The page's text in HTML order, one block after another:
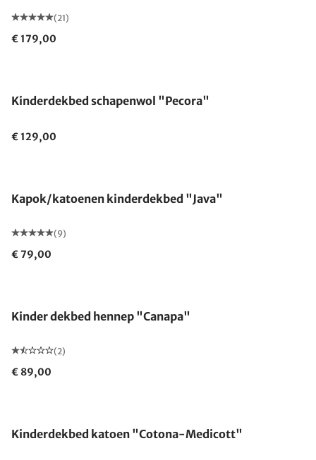
(21)
€ 179,00
Kinderdekbed schapenwol "Pecora"
€ 129,00
Kapok/katoenen kinderdekbed "Java"
(9)
€ 79,00
Kinder dekbed hennep "Canapa"
(2)
€ 89,00
Kinderdekbed katoen "Cotona-Medicott"